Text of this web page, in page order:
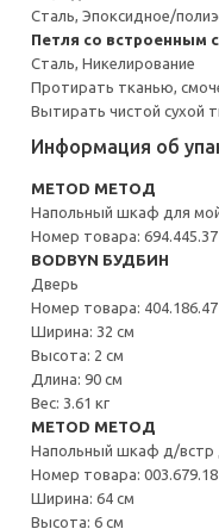
Сталь, Эпоксидное/
Петля со встроенным
Сталь, Никелирование
Протирать тканью,
Вытирать чистой сухой
Информация об
METOD МЕТОД
Напольный шкаф для
Номер товара: 694.445.37
BODBYN БУДБИН
Дверь
Номер товара: 404.186.47
Ширина: 32 см
Высота: 2 см
Длина: 90 см
Вес: 3.61 кг
METOD МЕТОД
Напольный шкаф д/встр
Номер товара: 003.679.18
Ширина: 64 см
Высота: 6 см